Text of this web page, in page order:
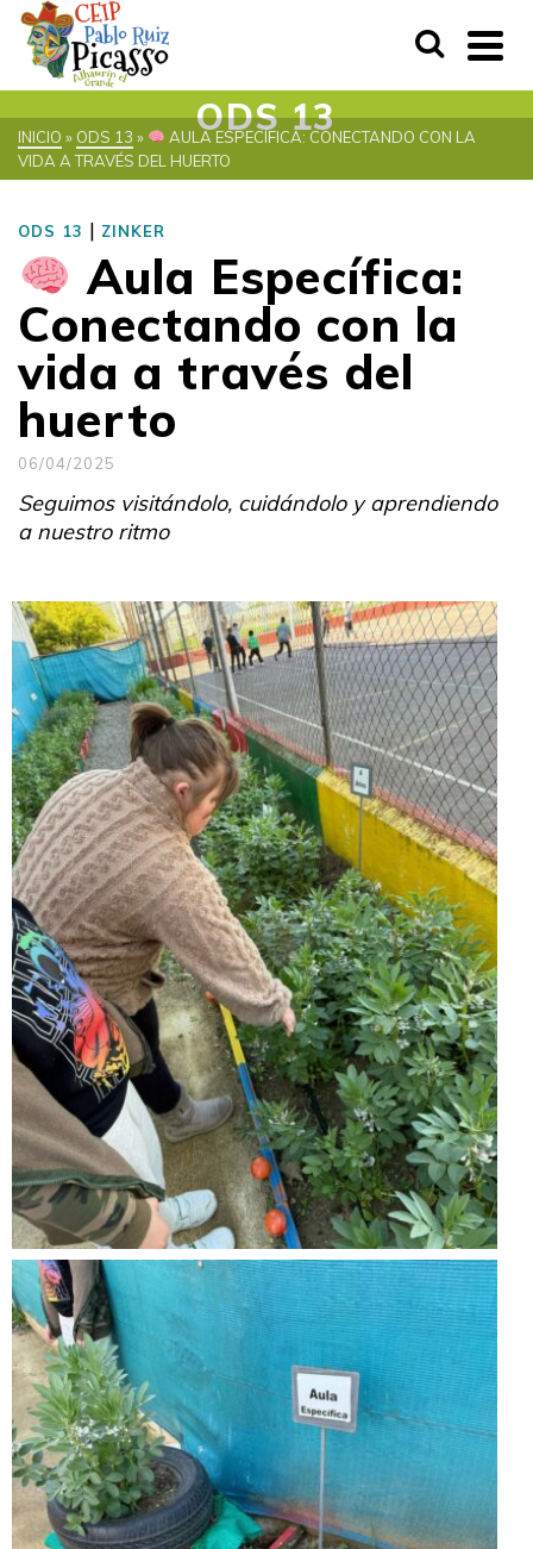
ODS 13
INICIO » ODS 13 »
AULA ESPECÍFICA: CONECTANDO CON LA
VIDA A TRAVÉS DEL HUERTO
ODS 13 | ZINKER
Aula Específica:
Conectando con la
vida a través del
huerto
06/04/2025
Seguimos visitándolo, cuidándolo y aprendiendo
a nuestro ritmo